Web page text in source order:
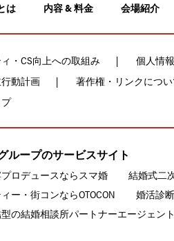
は 内容 & 料金 会場紹介
・CS向上への取組み 個人情
動計画
著作権・リンクにつ
ループのサービスサイト
ロデュースならスマ婚 結婚式二
ー・街コンならOTOCON
婚活診
の結婚相談所パートナーエージェン